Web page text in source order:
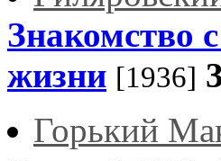
Знакомство
жизни [1936]
Горький